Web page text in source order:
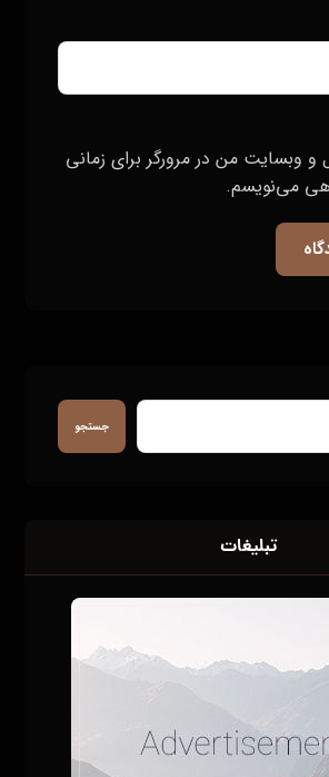
و وبسایت من در مرورگر برای زمانی
می‌نویسم.
جستجو
تبلیغات